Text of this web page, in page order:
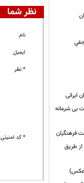
نظر شما
نام
ایمیل
* نظر
* کد امنیتی
بی شرمانه
از طریق
(عکس)